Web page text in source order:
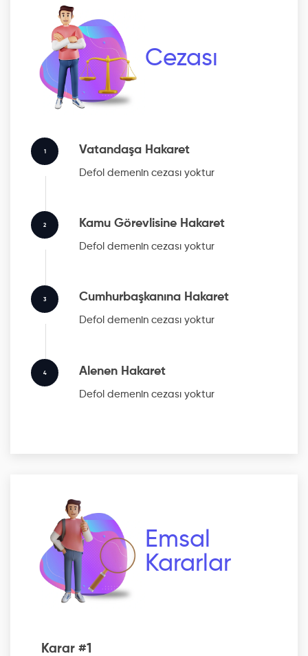
Cezası
1 Vatandaşa Hakaret
Defol demenin cezası yoktur
2 Kamu Görevlisine Hakaret
Defol demenin cezası yoktur
3 Cumhurbaşkanına Hakaret
Defol demenin cezası yoktur
4 Alenen Hakaret
Defol demenin cezası yoktur
Emsal
Kararlar
Karar #1